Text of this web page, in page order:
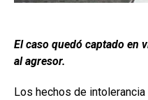
El caso quedó captado en
al agresor.
Los hechos de